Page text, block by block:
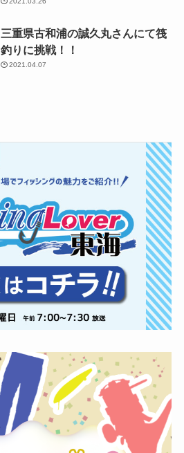
三重県古和浦の誠久丸さんにて筏
釣りに挑戦！！
2021.04.07